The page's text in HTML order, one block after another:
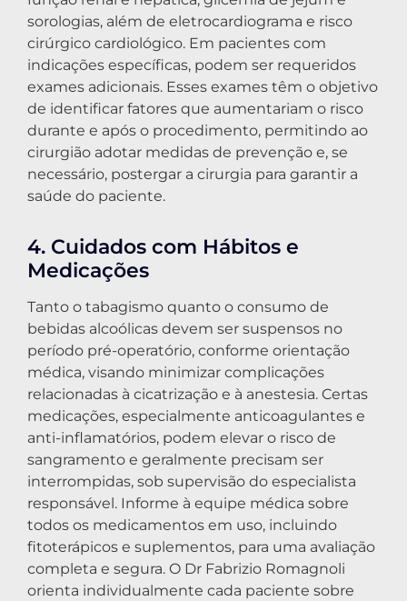
sorologias, além de eletrocardiograma e risco
cirúrgico cardiológico. Em pacientes com
indicações específicas, podem ser requeridos
exames adicionais. Esses exames têm o objetivo
de identificar fatores que aumentariam o risco
durante e após o procedimento, permitindo ao
cirurgião adotar medidas de prevenção e, se
necessário, postergar a cirurgia para garantir a
saúde do paciente.
4. Cuidados com Hábitos e
Medicações
Tanto o tabagismo quanto o consumo de
bebidas alcoólicas devem ser suspensos no
período pré-operatório, conforme orientação
médica, visando minimizar complicações
relacionadas à cicatrização e à anestesia. Certas
medicações, especialmente anticoagulantes e
anti-inflamatórios, podem elevar o risco de
sangramento e geralmente precisam ser
interrompidas, sob supervisão do especialista
responsável. Informe à equipe médica sobre
todos os medicamentos em uso, incluindo
fitoterápicos e suplementos, para uma avaliação
completa e segura. O Dr Fabrizio Romagnoli
orienta individualmente cada paciente sobre